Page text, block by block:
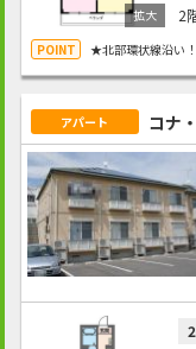
2
★北部環状線沿い
アパート コナ